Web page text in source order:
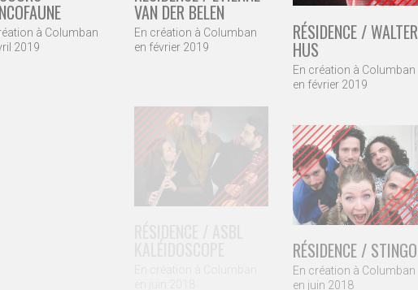
à Columban
2019
VAN DER BELEN
En création à Columban
en février 2019
RÉSIDENCE / WALTER
HUS
En création à Columban
en février 2019
RÉSIDENCE / ASBL
RÉSIDENCE / STINGO
En création à Columban
en juin 2018